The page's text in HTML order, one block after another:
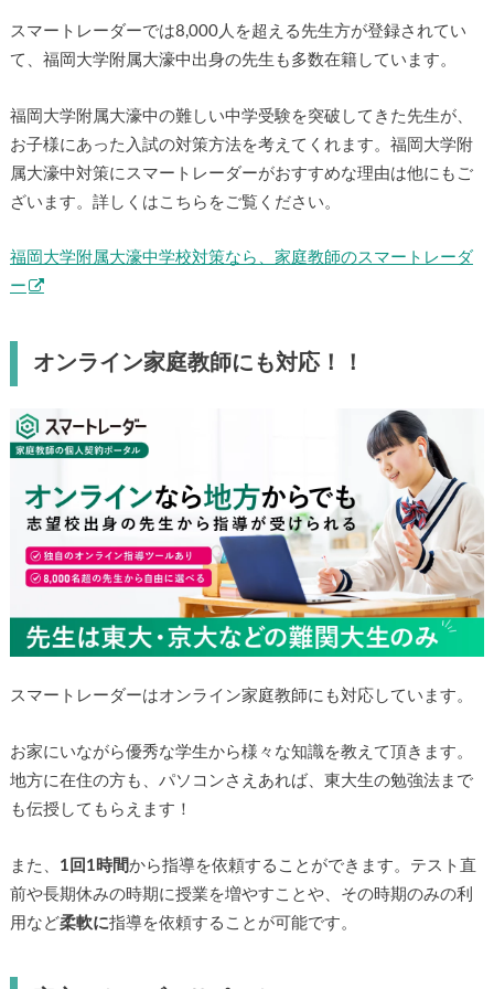
スマートレーダーでは8,000人を超える先生方が登録されてい
て、福岡大学附属大濠中出身の先生も多数在籍しています。
福岡大学附属大濠中の難しい中学受験を突破してきた先生が、
お子様にあった入試の対策方法を考えてくれます。福岡大学附
属大濠中対策にスマートレーダーがおすすめな理由は他にもご
ざいます。詳しくはこちらをご覧ください。
福岡大学附属大濠中学校対策なら、家庭教師のスマートレーダ
ー
オンライン家庭教師にも対応！！
スマートレーダーはオンライン家庭教師にも対応しています。
お家にいながら優秀な学生から様々な知識を教えて頂きます。
地方に在住の方も、パソコンさえあれば、東大生の勉強法まで
も伝授してもらえます！
また、 1回1時間から指導を依頼することができます。テスト直
前や長期休みの時期に授業を増やすことや、その時期のみの利
用など柔軟に指導を依頼することが可能です。